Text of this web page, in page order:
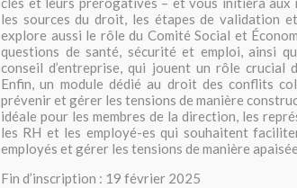
les sources du droit, les étapes de validation
explore aussi le rôle du Comité Social et
questions de santé, sécurité et emploi, ainsi
conseil d’entreprise, qui jouent un rôle crucial
Enfin, un module dédié au droit des conflits
prévenir et gérer les tensions de manière
idéale pour les membres de la direction, les
les RH et les employé-es qui souhaitent
employés et gérer les tensions de manière
Fin d’inscription : 19 février 2025